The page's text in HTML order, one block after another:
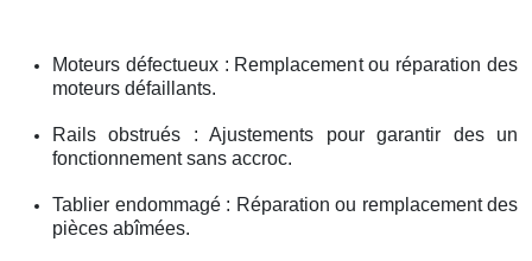
Moteurs défectueux : Remplacement ou réparation des
moteurs défaillants.
Rails obstrués : Ajustements pour garantir des un
fonctionnement sans accroc.
Tablier endommagé : Réparation ou remplacement des
pièces abîmées.